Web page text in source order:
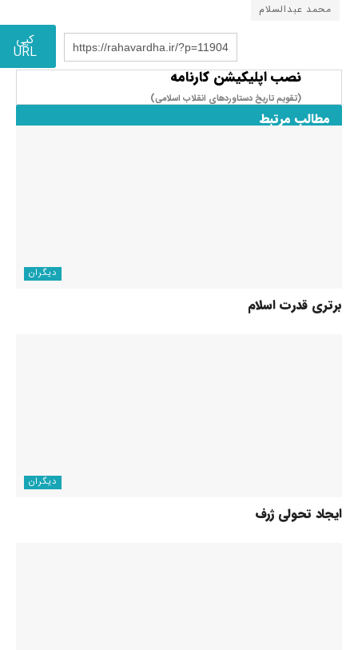
محمد عبدالسلام
https://rahavardha.ir/?p=11904 کپی
URL
نصب اپلیکیشن کارنامه
(تقویم تاریخ دستاوردهای انقلاب اسلامی​)
مطالب مرتبط
دیگران
برتری قدرت اسلام
دیگران
ایجاد تحولی ژرف